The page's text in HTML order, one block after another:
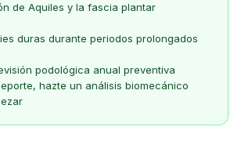
de Aquiles y la fascia plantar
duras durante periodos prolongados
podológica anual preventiva
hazte un análisis biomecánico